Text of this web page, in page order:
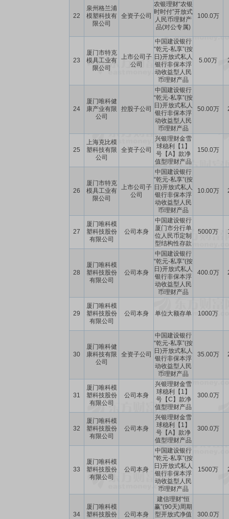
22
泉州格兰浦
模塑科技有
限公司
全资子公司
农银理财“农银
时时付”开放式
人民币理财产
品(对公专属)
100.0万
23
厦门市特克
模具工业有
限公司
上市公司子
公司
中国建设银行
“乾元-私享”(按
日)开放式私人
银行非保本浮
动收益型人民
币理财产品
5.00万
24
厦门唯科健
康产业有限
公司
控股子公司
中国建设银行
“乾元-私享”(按
日)开放式私人
银行非保本浮
动收益型人民
币理财产品
50.00万
25
上海克比模
塑科技有限
公司
全资子公司
兴银理财金雪
球稳利【1】
号【A】款净
值型理财产品
150.0万
26
厦门市特克
模具工业有
限公司
上市公司子
公司
中国建设银行
“乾元-私享”(按
日)开放式私人
银行非保本浮
动收益型人民
币理财产品
10.00万
27
厦门唯科模
塑科技股份
有限公司
公司本身
中国建设银行
厦门市分行单
位人民币定制
型结构性存款
5000万
28
厦门唯科模
塑科技股份
有限公司
公司本身
中国建设银行
“乾元-私享”(按
日)开放式私人
银行非保本浮
动收益型人民
币理财产品
400.0万
29
厦门唯科模
塑科技股份
有限公司
公司本身 单位大额存单 1000万
30
厦门唯科健
康科技有限
公司
全资子公司
中国建设银行
“乾元-私享”(按
日)开放式私人
银行非保本浮
动收益型人民
币理财产品
35.00万
31
厦门唯科模
塑科技股份
有限公司
公司本身
兴银理财金雪
球稳利【1】
号【C】款净
值型理财产品
300.0万
32
厦门唯科模
塑科技股份
有限公司
公司本身
兴银理财金雪
球稳利【1】
号【A】款净
值型理财产品
300.0万
33
厦门唯科模
塑科技股份
有限公司
公司本身
中国建设银行
“乾元-私享”(按
日)开放式私人
银行非保本浮
动收益型人民
币理财产品
1500万
34
厦门唯科模
塑科技股份
公司本身
建信理财“恒
赢”(90天)周期
型开放式净值
300.0万